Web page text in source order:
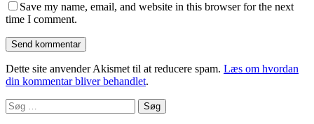
Save my name, email, and website in this browser for the next
time I comment.
Dette site anvender Akismet til at reducere spam. Læs om hvordan
din kommentar bliver behandlet.
Søg
efter: